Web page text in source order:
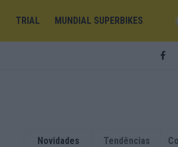
TRIAL MUNDIAL SUPERBIKES
Novidades Tendências